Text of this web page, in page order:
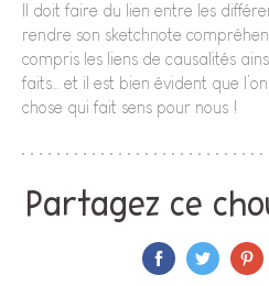
Il doit faire du lien entre les
rendre son sketchnote
compris les liens de causalités
faits… et il est bien évident que
chose qui fait sens pour nous !
Partagez ce